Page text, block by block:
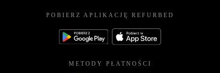
POBIERZ APLIKACJĘ REFURBED
METODY PŁATNOŚCI